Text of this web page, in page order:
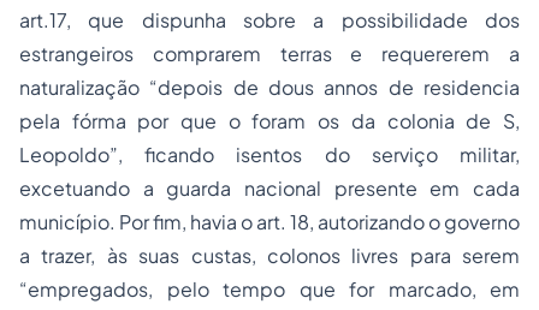
art.17, que dispunha sobre a possibilidade dos
estrangeiros comprarem terras e requererem a
naturalização “depois de dous annos de residencia
pela fórma por que o foram os da colonia de S,
Leopoldo”, ficando isentos do serviço militar,
excetuando a guarda nacional presente em cada
município. Por fim, havia o art. 18, autorizando o governo
a trazer, às suas custas, colonos livres para serem
“empregados, pelo tempo que for marcado, em